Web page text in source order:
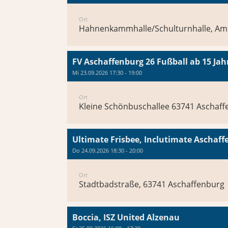
Ort
Hahnenkammhalle/Schulturnhalle,
FV Aschaffenburg 26 Fußball ab 15
Mi 23.09.2026 17:30 - 19:00
Ort
Kleine Schönbuschallee 63741
Ultimate Frisbee, Inclutimate
Do 24.09.2026 18:30 - 20:00
Ort
Stadtbadstraße, 63741 Aschaffenburg
Boccia, ISZ United Alzenau